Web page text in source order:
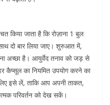
किया जाता है कि रोज़ाना 1 बुल
दो बार लिया जाए। शुरुआत में,
अच्छा है। आयुर्वेद तनाव को जड़ से
कैप्सूल का नियमित उपयोग करने का
इसे लें, ताकि आप अपनी ताकत,
परिवर्तन को देख सकें।